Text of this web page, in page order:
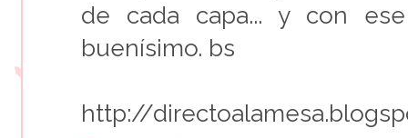
de cada capa... y con
buenísimo. bs
http://